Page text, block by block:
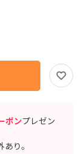
ポンプレゼン
り。